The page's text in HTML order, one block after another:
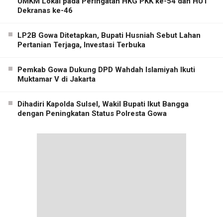
Dekranas ke-46
LP2B Gowa Ditetapkan, Bupati Husniah Sebut Lahan
Pertanian Terjaga, Investasi Terbuka
Pemkab Gowa Dukung DPD Wahdah Islamiyah Ikuti
Muktamar V di Jakarta
Dihadiri Kapolda Sulsel, Wakil Bupati Ikut Bangga
dengan Peningkatan Status Polresta Gowa